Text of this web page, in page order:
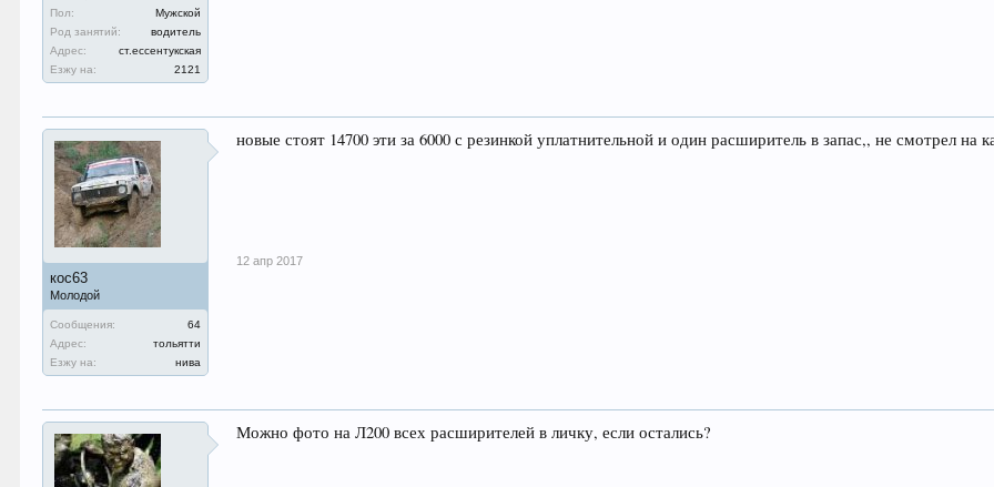
Пол:
Мужской
Род занятий:
водитель
Адрес:
ст.ессентукская
Езжу на:
2121
кос63
Молодой
Сообщения:
64
Адрес:
тольятти
Езжу на:
нива
новые стоят 14700 эти за 6000 с резинкой уплатнительной и один расширитель в запас,, не смотрел на
12 апр 2017
Можно фото на Л200 всех расширителей в личку, если остались?